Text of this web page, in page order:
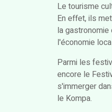
Le tourisme
En effet, ils
la gastronomie
l'économie
Parmi les
encore le
s'immerger
le Kompa.